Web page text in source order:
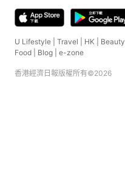
U Lifestyle Travel HK Beauty
Food
Blog e-zone
香港經濟日報版權所有©2026